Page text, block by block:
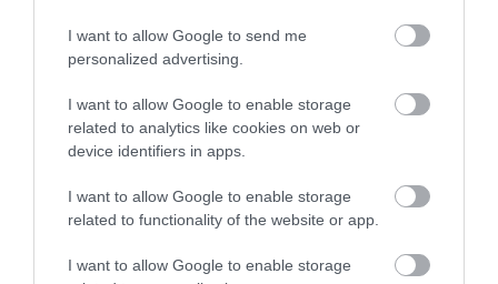
I want to allow Google to send me
personalized advertising.
I want to allow Google to enable storage
related to analytics like cookies on web or
device identifiers in apps.
I want to allow Google to enable storage
related to functionality of the website or app.
I want to allow Google to enable storage
Komoly hadiipari üzletet kötött Izrael a
németekkel
Az Izraeli Védelmi Minisztérium bejelentette, hogy sikerült
megállapodniuk a Thyssenkrupp multinacionális vállalattal: a
német gyártó tengeralattjárókkal fogja ellátni az izraeli hadiflottát-